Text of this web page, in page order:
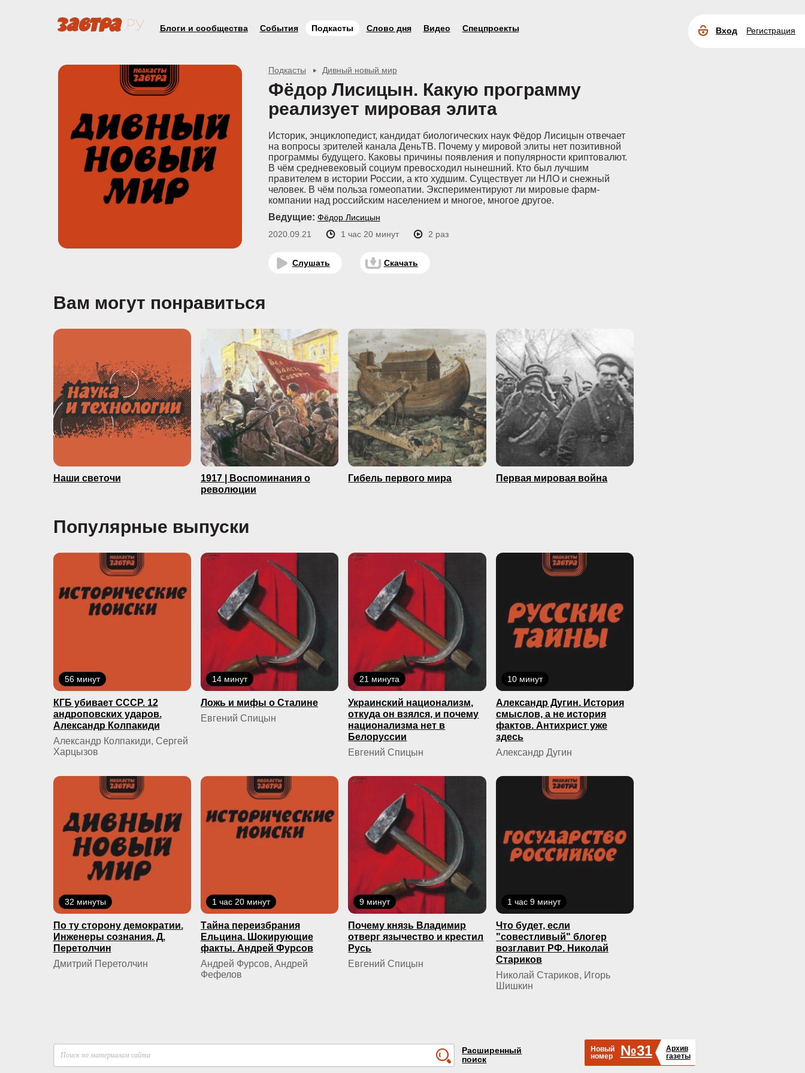
Блоги и сообщества События Подкасты Слово дня Видео Спецпроекты Вход
Регистрация
Подкасты
Дивный новый мир
Фёдор Лисицын. Какую программу
реализует мировая элита
Историк, энциклопедист, кандидат биологических наук Фёдор Лисицын отвечает
на вопросы зрителей канала ДеньТВ. Почему у мировой элиты нет позитивной
программы будущего. Каковы причины появления и популярности криптовалют.
В чём средневековый социум превосходил нынешний. Кто был лучшим
правителем в истории России, а кто худшим. Существует ли НЛО и снежный
человек. В чём польза гомеопатии. Экспериментируют ли мировые фарм-
компании над российским населением и многое, многое другое.
Ведущие: Фёдор Лисицын
2020.09.21
1 час 20 минут 2 раз
Слушать Скачать
Вам могут понравиться
Наши светочи
1917 | Воспоминания о
революции
Гибель первого мира Первая мировая война
Популярные выпуски
56 минут
КГБ yбивaeт СССР. 12
андроповских ударов.
Александр Колпакиди
Александр Колпакиди, Сергей
Харцызов
14 минут
Ложь и мифы о Сталине
Евгений Спицын
21 минута
Украинский национализм,
откуда он взялся, и почему
национализма нет в
Белоруссии
Евгений Спицын
10 минут
Александр Дугин. История
смыслов, а не история
фактов. Антихрист уже
здесь
Александр Дугин
32 минуты
По ту сторону демократии.
Инженеры сознания. Д.
Перетолчин
Дмитрий Перетолчин
1 час 20 минут
Тайна переизбрания
Ельцина. Шокирующие
факты. Андрей Фурсов
Андрей Фурсов, Андрей
Фефелов
9 минут
Почему князь Владимир
отверг язычество и крестил
Русь
Евгений Спицын
1 час 9 минут
Что будет, если
"совестливый" блогер
возглавит РФ. Николай
Стариков
Николай Стариков, Игорь
Шишкин
Расширенный
поиск
Новый
номер
№31
Архив
газеты